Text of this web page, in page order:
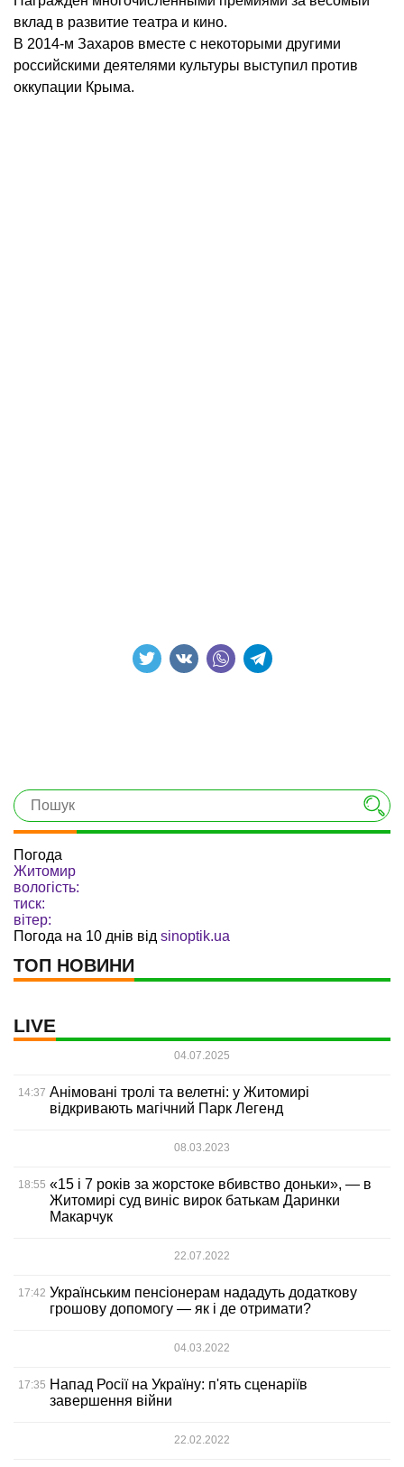
вклад в развитие театра и кино.
В 2014-м Захаров вместе с некоторыми другими
российскими деятелями культуры выступил против
оккупации Крыма.
Погода
Житомир
вологість:
тиск:
вітер:
Погода на 10 днів від sinoptik.ua
ТОП НОВИНИ
LIVE
04.07.2025
14:37 Анімовані тролі та велетні: у Житомирі
відкривають магічний Парк Легенд
08.03.2023
18:55 «15 і 7 років за жорстоке вбивство доньки», — в
Житомирі суд виніс вирок батькам Даринки
Макарчук
22.07.2022
17:42 Українським пенсіонерам нададуть додаткову
грошову допомогу — як і де отримати?
04.03.2022
17:35 Напад Росії на Україну: п'ять сценаріїв
завершення війни
22.02.2022